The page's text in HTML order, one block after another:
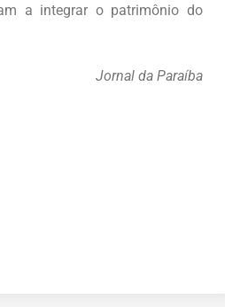
a integrar o patrimônio do
Jornal da Paraíba